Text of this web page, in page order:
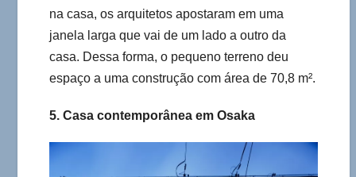
na casa, os arquitetos apostaram em uma
janela larga que vai de um lado a outro da
casa. Dessa forma, o pequeno terreno deu
espaço a uma construção com área de 70,8 m².
5. Casa contemporânea em Osaka